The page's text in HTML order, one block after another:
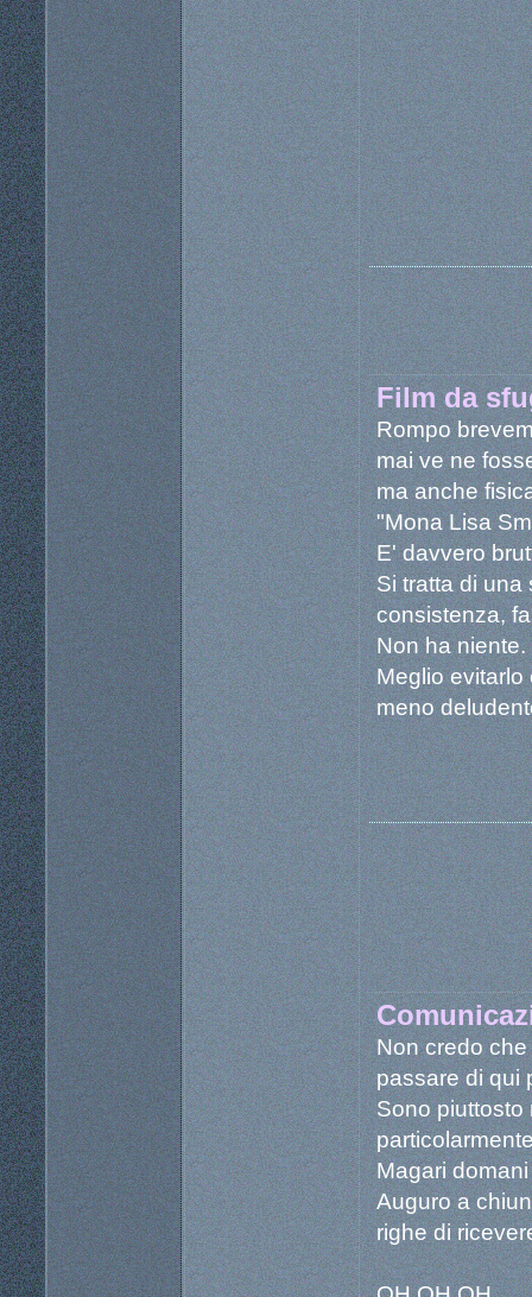
Film da
Rompo
mai ve ne
ma anche
"Mona Lisa
E' davvero
Si tratta di una
consistenza,
Non ha niente.
Meglio evitarlo
meno
Non credo
passare di qui
Sono piuttosto
Magari
Auguro a
righe di